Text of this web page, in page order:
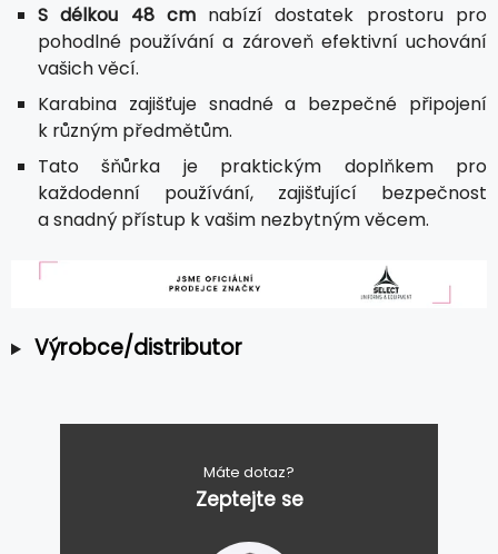
S délkou 48 cmnabízí dostatek prostoru pro
pohodlné používání a zároveň efektivní uchování
vašich věcí.
Karabina zajišťuje snadné a bezpečné připojení
k různým předmětům.
Tato šňůrka je praktickým doplňkem pro
každodenní používání, zajišťující bezpečnost
a snadný přístup k vašim nezbytným věcem.
Výrobce/distributor
Máte dotaz?
Zeptejte se